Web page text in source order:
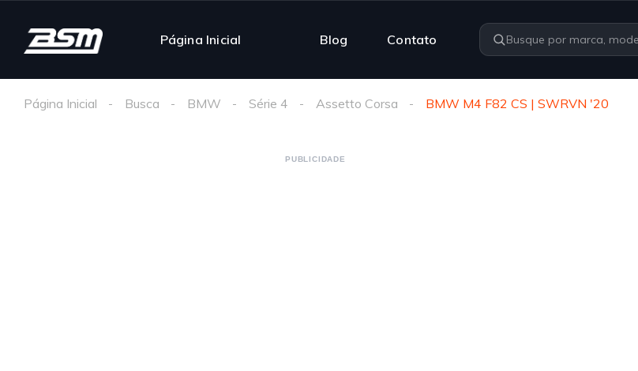
Página Inicial Blog Contato
Página Inicial Busca BMW Série 4 Assetto Corsa BMW M4 F82 CS | SWRVN '20
PUBLICIDADE